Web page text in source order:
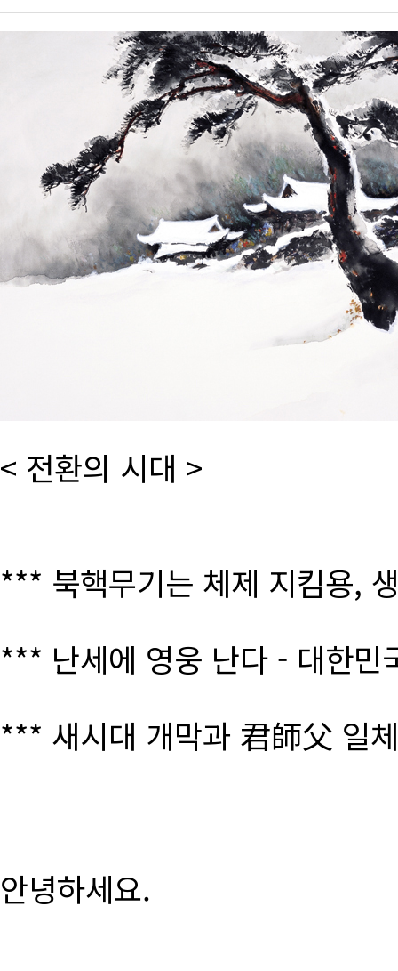
< 전환의 시대 >
*** 북핵무기는 체제 지킴용,
*** 난세에 영웅 난다 - 대한
*** 새시대 개막과 君師父 일
안녕하세요.